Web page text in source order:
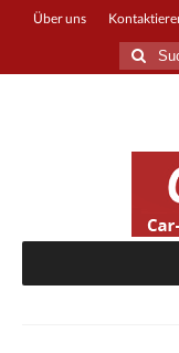
Über uns
Suche
nach: